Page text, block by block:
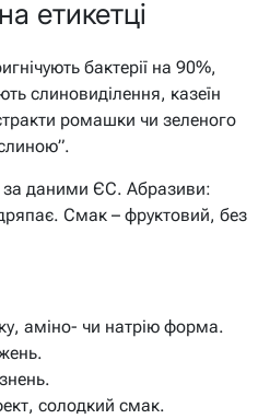
етикетці
бактерії на 90%,
слиновиділення, казеїн
ромашки чи зеленого
за даними ЄС. Абразиви:
Смак – фруктовий, без
аміно- чи натрію форма.
солодкий смак.